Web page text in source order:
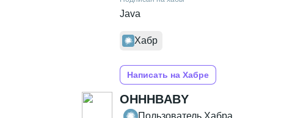
Java
Хабр
Написать на Хабре
OHHHBABY
Пользователь Хабра